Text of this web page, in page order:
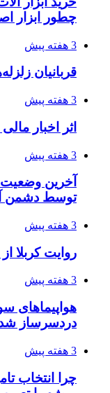
چطور ابزار
3 هفته پیش
قربانیان زلزله‌های
3 هفته پیش
اثر اخبار
3 هفته پیش
آخرین
توسط دشمن
3 هفته پیش
روایت کربلا
3 هفته پیش
هواپیماهای
دردسرساز
3 هفته پیش
چرا انتخاب